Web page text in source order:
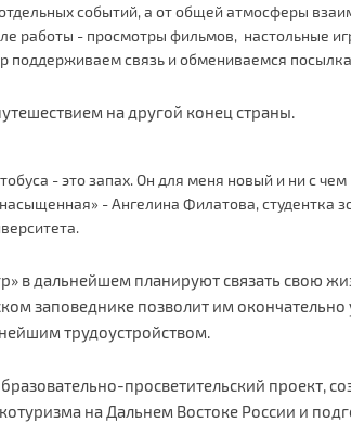
событий, а от общей атмосферы
работы - просмотры фильмов, настольные
поддерживаем связь и обмениваемся
на другой конец страны.
- это запах. Он для меня новый и ни с
- Ангелина Филатова, студентка
в дальнейшем планируют связать свою
заповеднике позволит им окончательно
трудоустройством.
просветительский проект,
на Дальнем Востоке России и